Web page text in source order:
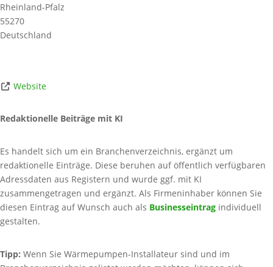
Rheinland-Pfalz
55270
Deutschland
Website
Redaktionelle Beiträge mit KI
Es handelt sich um ein Branchenverzeichnis, ergänzt um
redaktionelle Einträge. Diese beruhen auf öffentlich verfügbaren
Adressdaten aus Registern und wurde ggf. mit KI
zusammengetragen und ergänzt. Als Firmeninhaber können Sie
diesen Eintrag auf Wunsch auch als Businesseintrag individuell
gestalten.
Tipp: Wenn Sie Wärmepumpen-Installateur sind und im